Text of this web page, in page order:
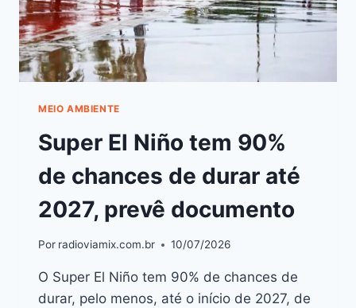
MEIO AMBIENTE
Super El Niño tem 90%
de chances de durar até
2027, prevê documento
Por radioviamix.com.br 10/07/2026
O Super El Niño tem 90% de chances de
durar, pelo menos, até o início de 2027, de